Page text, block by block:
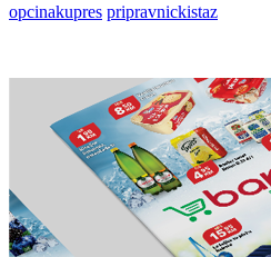
opcinakupres pripravnickistaz